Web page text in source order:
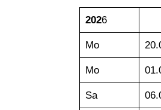
2026
Mo
Mo
Sa